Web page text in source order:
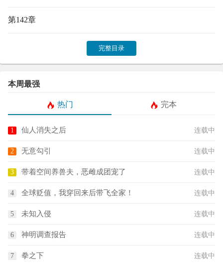
第142章
完整目录
本周最强
热门 完本
仙人消失之后 连载中
无意勾引 连载中
带着空间养兽夫，恶雌成团宠了 连载中
全球贬值，我穿回来后带飞全家！ 连载中
未知入侵 连载中
神明调查报告 连载中
拳之下 连载中